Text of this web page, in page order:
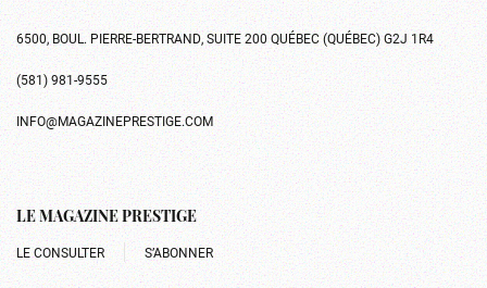
6500, BOUL. PIERRE-BERTRAND, SUITE 200 QUÉBEC (QUÉBEC) G2J 1R4
(581) 981-9555
INFO@MAGAZINEPRESTIGE.COM
LE MAGAZINE PRESTIGE
LE CONSULTER S’ABONNER